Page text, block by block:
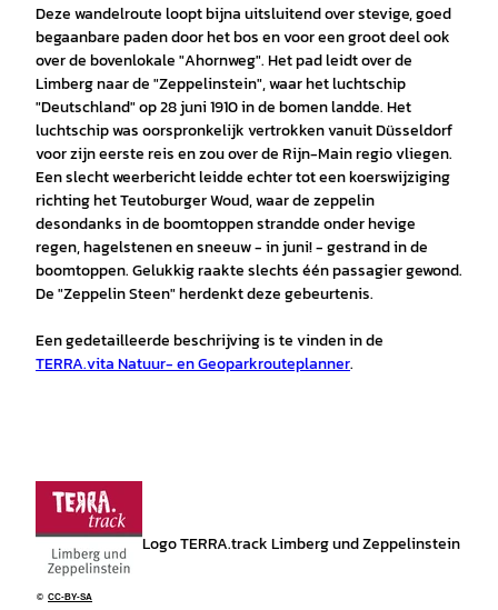
Deze wandelroute loopt bijna uitsluitend over stevige, goed
begaanbare paden door het bos en voor een groot deel ook
over de bovenlokale "Ahornweg". Het pad leidt over de
Limberg naar de "Zeppelinstein", waar het luchtschip
"Deutschland" op 28 juni 1910 in de bomen landde. Het
luchtschip was oorspronkelijk vertrokken vanuit Düsseldorf
voor zijn eerste reis en zou over de Rijn-Main regio vliegen.
Een slecht weerbericht leidde echter tot een koerswijziging
richting het Teutoburger Woud, waar de zeppelin
desondanks in de boomtoppen strandde onder hevige
regen, hagelstenen en sneeuw - in juni! - gestrand in de
boomtoppen. Gelukkig raakte slechts één passagier gewond.
De "Zeppelin Steen" herdenkt deze gebeurtenis.
Een gedetailleerde beschrijving is te vinden in de
TERRA.vita Natuur- en Geoparkrouteplanner.
© CC-BY-SA
Logo TERRA.track Limberg und Zeppelinstein